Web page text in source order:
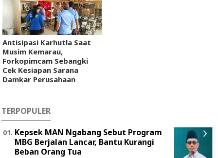
Antisipasi Karhutla Saat
Musim Kemarau,
Forkopimcam Sebangki
Cek Kesiapan Sarana
Damkar Perusahaan
TERPOPULER
Kepsek MAN Ngabang Sebut Program
MBG Berjalan Lancar, Bantu Kurangi
Beban Orang Tua